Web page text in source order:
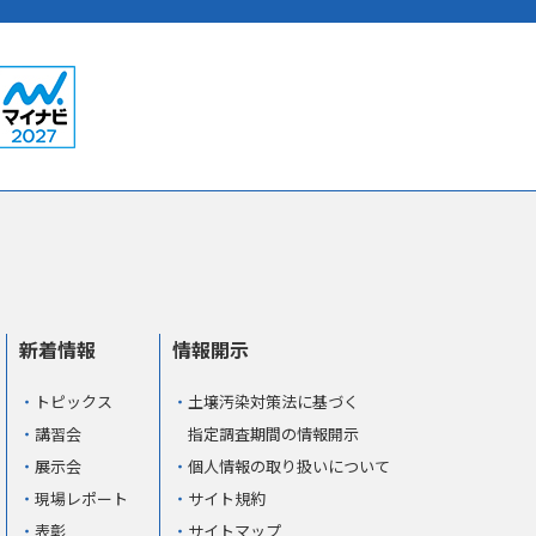
新着情報
トピックス
講習会
展示会
現場レポート
表彰
情報開示
土壌汚染対策法に基づく
指定調査期間の情報開示
個人情報の取り扱いについて
サイト規約
サイトマップ